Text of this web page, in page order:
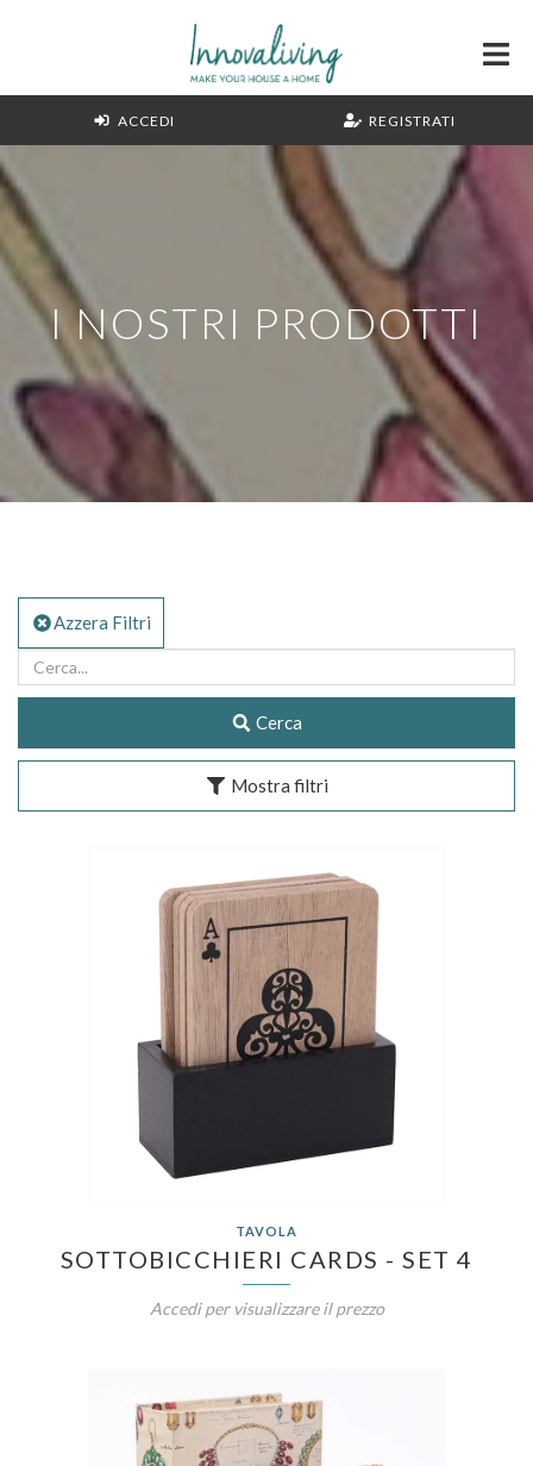
ACCEDI REGISTRATI
I NOSTRI PRODOTTI
Azzera Filtri
Cerca
Mostra filtri
TAVOLA
SOTTOBICCHIERI CARDS - SET 4
Accedi per visualizzare il prezzo